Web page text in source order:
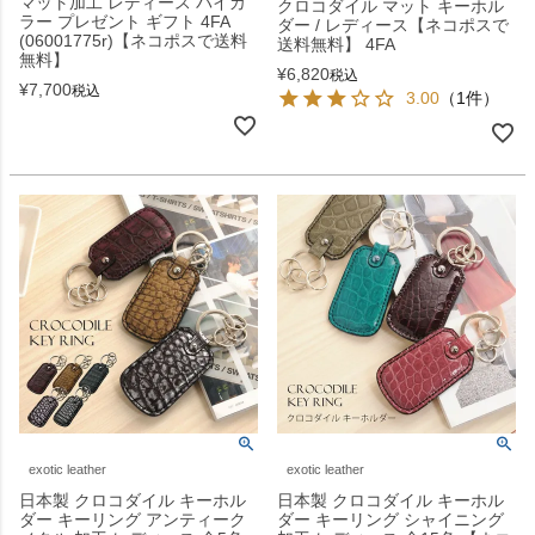
ラー プレゼント ギフト 4FA
(06001775r)【ネコポスで送料
無料】
¥7,700税込
クロコダイル マット キーホル
ダー / レディース【ネコポスで
送料無料】 4FA
¥6,820税込
3.00 （1件）
exotic leather
日本製 クロコダイル キーホル
ダー キーリング アンティーク
exotic leather
日本製 クロコダイル キーホル
ダー キーリング シャイニング